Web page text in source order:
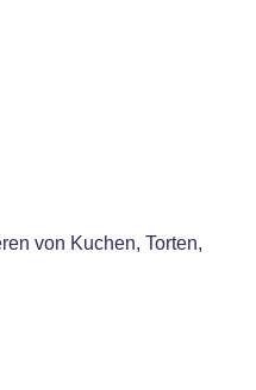
von Kuchen, Torten,